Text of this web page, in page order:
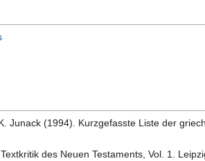
Junack (1994). Kurzgefasste Liste der
des Neuen Testaments, Vol. 1.